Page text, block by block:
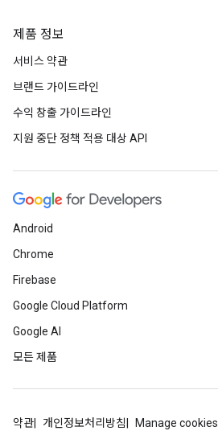
제품 정보
서비스 약관
브랜드 가이드라인
수익 창출 가이드라인
지원 중단 정책 적용 대상 API
Android
Chrome
Firebase
Google Cloud Platform
Google AI
모든 제품
약관 개인정보처리방침 Manage cookies